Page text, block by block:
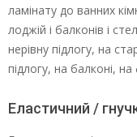
ламінату до ванних
лоджій і балконів і
нерівну підлогу, на
підлогу, на балконі,
Еластичний /